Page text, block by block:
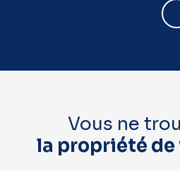
Vous ne
la propriété de